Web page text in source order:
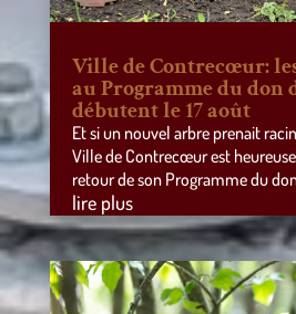
Ville de Contrecœur:
au Programme du don
débutent le 17 août
Et si un nouvel arbre prenait
Ville de Contrecœur est
retour de son Programme du
lire plus